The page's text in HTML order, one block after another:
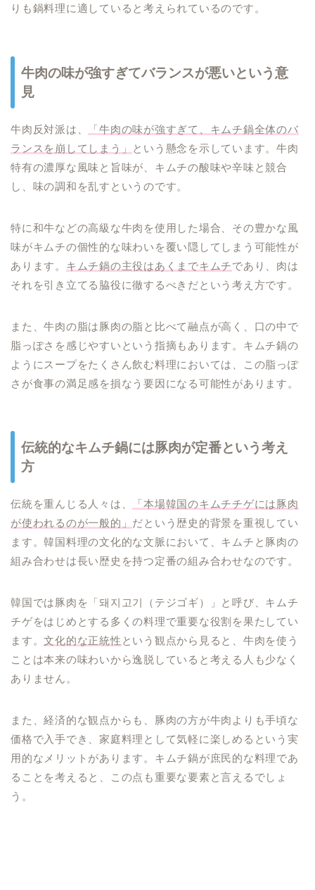
りも鍋料理に適していると考えられているのです。
牛肉の味が強すぎてバランスが悪いという意
見
牛肉反対派は、
「牛肉の味が強すぎて、キムチ鍋全体のバ
ランスを崩してしまう」 という懸念を示しています。牛肉
特有の濃厚な風味と旨味が、キムチの酸味や辛味と競合
し、味の調和を乱すというのです。
特に和牛などの高級な牛肉を使用した場合、その豊かな風
味がキムチの個性的な味わいを覆い隠してしまう可能性が
あります。 キムチ鍋の主役はあくまでキムチであり、肉は
それを引き立てる脇役に徹するべきだという考え方です。
また、牛肉の脂は豚肉の脂と比べて融点が高く、口の中で
脂っぽさを感じやすいという指摘もあります。キムチ鍋の
ようにスープをたくさん飲む料理においては、この脂っぽ
さが食事の満足感を損なう要因になる可能性があります。
伝統的なキムチ鍋には豚肉が定番という考え
方
伝統を重んじる人々は、
「本場韓国のキムチチゲには豚肉
が使われるのが一般的」 だという歴史的背景を重視してい
ます。韓国料理の文化的な文脈において、キムチと豚肉の
組み合わせは長い歴史を持つ定番の組み合わせなのです。
韓国では豚肉を「돼지고기（テジゴギ）」と呼び、キムチ
チゲをはじめとする多くの料理で重要な役割を果たしてい
ます。文化的な正統性 という観点から見ると、牛肉を使う
ことは本来の味わいから逸脱していると考える人も少なく
ありません。
また、経済的な観点からも、豚肉の方が牛肉よりも手頃な
価格で入手でき、家庭料理として気軽に楽しめるという実
用的なメリットがあります。キムチ鍋が庶民的な料理であ
ることを考えると、この点も重要な要素と言えるでしょ
う。